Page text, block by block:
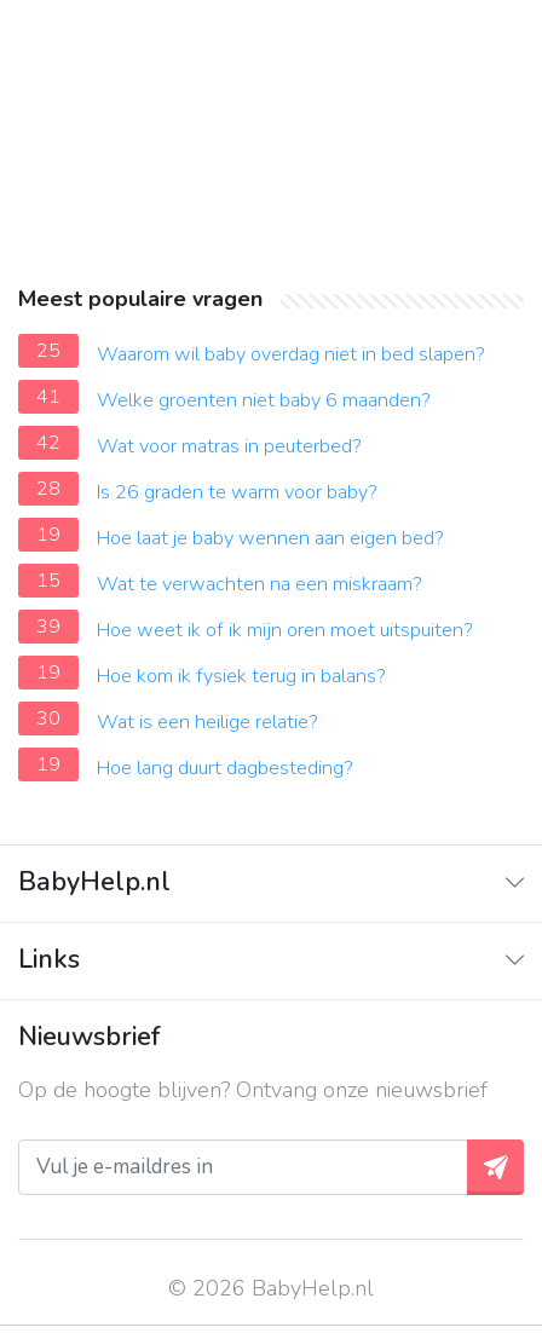
Meest populaire vragen
25
Waarom wil baby overdag niet in bed slapen?
41
Welke groenten niet baby 6 maanden?
42
Wat voor matras in peuterbed?
28
Is 26 graden te warm voor baby?
19
Hoe laat je baby wennen aan eigen bed?
15
Wat te verwachten na een miskraam?
39
Hoe weet ik of ik mijn oren moet uitspuiten?
19
Hoe kom ik fysiek terug in balans?
30
Wat is een heilige relatie?
19
Hoe lang duurt dagbesteding?
BabyHelp.nl
Vraag & Antwoord
Links
Contact
Over ons
Privacy beleid
Nieuwsbrief
Op de hoogte blijven? Ontvang onze nieuwsbrief
© 2026 BabyHelp.nl